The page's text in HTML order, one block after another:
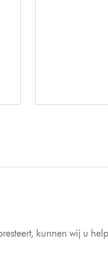
kunnen wij u